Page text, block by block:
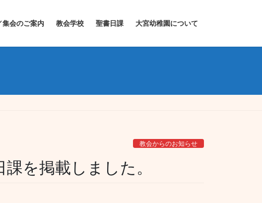
集会のご案内 教会学校 聖書日課 大宮幼稚園について
教会からのお知らせ
を掲載しました。